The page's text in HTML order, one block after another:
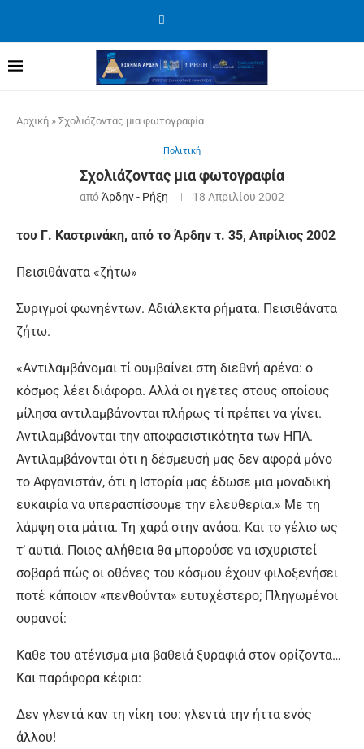
Αρχική » Σχολιάζοντας μια φωτογραφία
Πολιτική
Σχολιάζοντας μια φωτογραφία
απόΆρδην - Ρήξη 18 Απριλίου 2002
του Γ. Καστρινάκη, από το Άρδην τ. 35, Απρίλιος 2002
Πεισιθάνατα «ζήτω»
Συριγμοί φωνηέντων. Αδιάλεκτα ρήματα. Πεισιθάνατα
ζήτω.
«Αντιλαμβάνομαι τί ουμβαίνει στη διεθνή αρένα: ο
κόσμος λέει διάφορα. Αλλά οι ηγέτες στους οποίους
μίλησα αντιλαμβάνονται πλήρως τί πρέπει να γίνει.
Αντιλαμβάνονται την αποφασιστικότητα των ΗΠΑ.
Αντιλαμβάνονται ότι η δέσμευσή μας δεν αφορά μόνο
το Αφγανιστάν, ότι η Ιστορία μας έδωσε μια μοναδική
ευκαιρία να υπερασπίσουμε την ελευθερία.» Με τη
λάμψη στα μάτια. Τη χαρά στην ανάσα. Και το γέλιο ως
τ’ αυτιά. Ποιος αλήθεια θα μπορούσε να ισχυριστεί
σοβαρά πώς οι οθόνες του κόσμου έχουν φιλοξενήσει
ποτέ κάποιον «πενθούντα» ευτυχέστερο; Πληγωμένοι
ουρανοί:
Καθε του ατένισμα μια βαθειά ξυραφιά στον ορίζοντα…
Και παράφορα κέφια:
Δεν γλεντά καν τη νίκη του: γλεντά την ήττα ενός
άλλου!